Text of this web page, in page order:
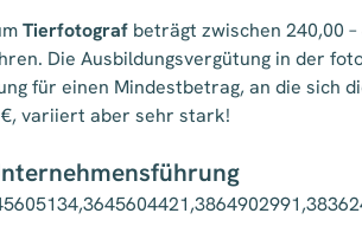
Tierfotograf beträgt zwischen 240,00
Die Ausbildungsvergütung in der
für einen Mindestbetrag, an die sich
€, variiert aber sehr stark!